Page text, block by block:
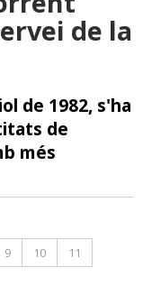
de la
de 1982, s'ha
de
més
9 10
11